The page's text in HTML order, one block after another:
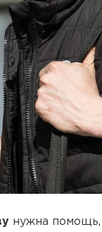
нужна помощь,